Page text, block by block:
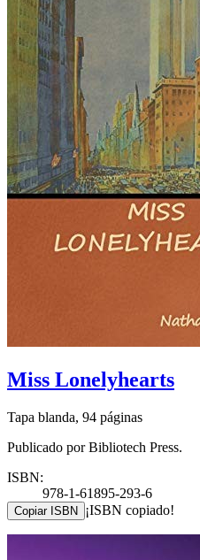
Miss Lonelyhearts
Tapa blanda, 94 páginas
Publicado por Bibliotech Press.
ISBN:
978-1-61895-293-6
Copiar ISBN ¡ISBN copiado!